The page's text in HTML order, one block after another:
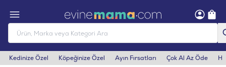
Kedinize Özel Köpeğinize Özel Ayın Fırsatları Çok Al Az Öde